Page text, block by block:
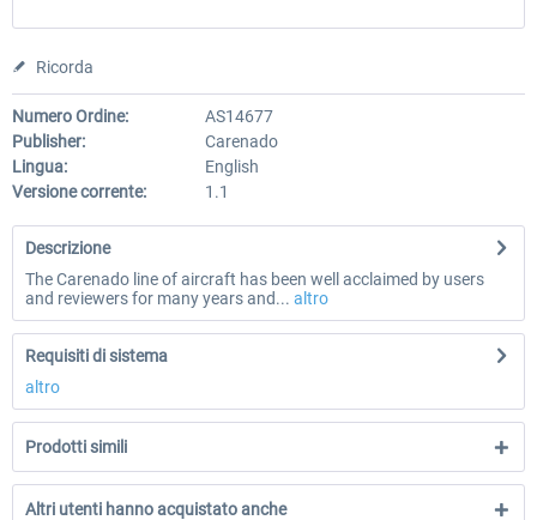
Ricorda
Numero Ordine:
AS14677
Publisher:
Carenado
Lingua:
English
Versione corrente:
1.1
Descrizione
The Carenado line of aircraft has been well acclaimed by users
and reviewers for many years and... altro
Requisiti di sistema
altro
Prodotti simili
Altri utenti hanno acquistato anche